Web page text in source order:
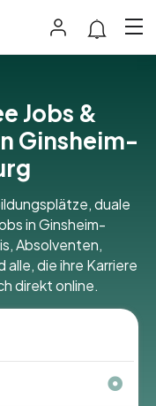
Jobs &
Ginsheim-
duale
in Ginsheim-
Absolventen,
die ihre Karriere
direkt online.